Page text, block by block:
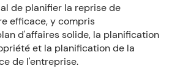
de planifier la reprise de
efficace, y compris
d'affaires solide, la planification
et la planification de la
de l'entreprise.